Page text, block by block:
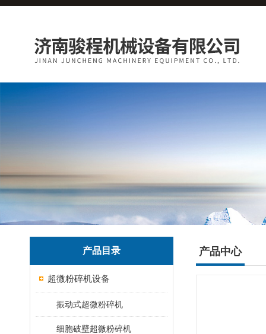
产品目录
超微粉碎机设备
振动式超微粉碎机
细胞破壁超微粉碎机
产品中心